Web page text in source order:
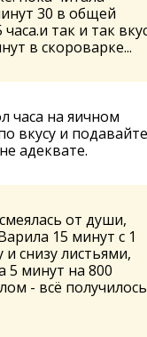
30 в общей
так и так
в скороварке...
часа на яичном
вкусу и
адеквате.
от души,
15 минут с 1
снизу листьями,
5 минут на 800
- всё